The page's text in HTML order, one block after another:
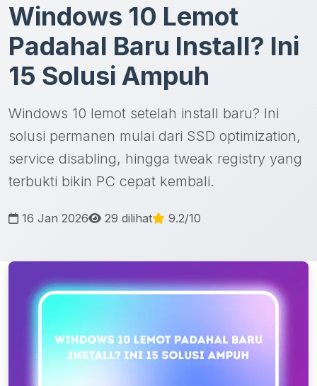
Windows 10 Lemot
Padahal Baru Install? Ini
15 Solusi Ampuh
Windows 10 lemot setelah install baru? Ini
solusi permanen mulai dari SSD optimization,
service disabling, hingga tweak registry yang
terbukti bikin PC cepat kembali.
16 Jan 2026 29 dilihat 9.2/10